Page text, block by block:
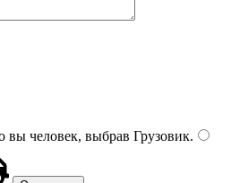
вы человек, выбрав Грузовик.